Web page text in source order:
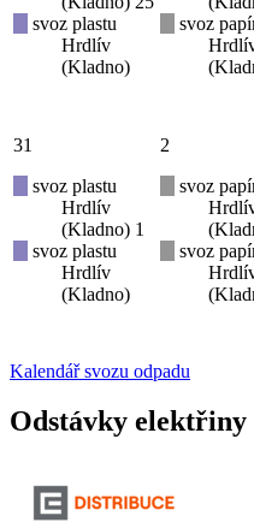
svoz plastu
Hrdlív
(Kladno)
svoz
31
svoz plastu
Hrdlív
(Kladno)
svoz plastu
Hrdlív
(Kladno)
1
2
svoz
svoz
Kalendář svozu odpadu
Odstávky elektřiny